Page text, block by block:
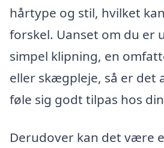
hårtype og stil, hvilket
forskel. Uanset om du er
simpel klipning, en
eller skægpleje, så er det
føle sig godt tilpas hos
Derudover kan det være